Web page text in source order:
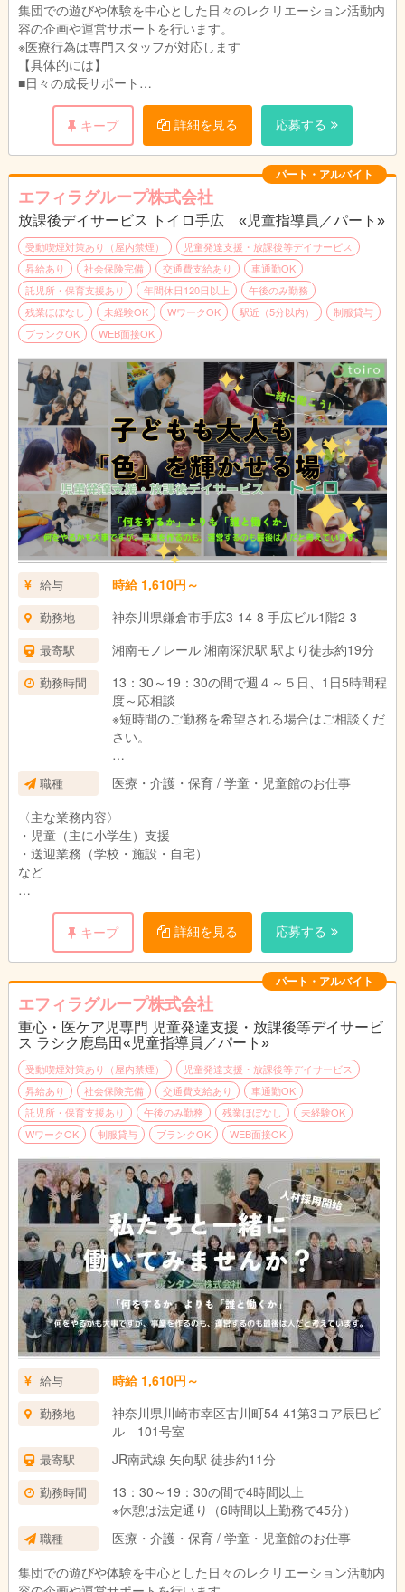
集団での遊びや体験を中心とした日々のレクリエーション活動内
容の企画や運営サポートを行います。
※医療行為は専門スタッフが対応します
【具体的には】
■日々の成長サポート
個別支援計画をもとに、日々の活動内容の企画や運営サポート
（施設内・施設外）、車椅子の乗り降りや移動の補助やトイレの
介助、おむつ交換などの生活支援を行います。
季節感のある工作や簡単なクッキングなど、集団での遊びが中心
の活動で、夏祭りなどのイベントも実施。日常生活でのルールや
お友達との関わりなど必要な自立支援を行います。
■送迎（学校、施設、自宅）業務（AT限定可※福祉車両）
学校～施設、施設～自宅など児童の送迎を行います。
■成長の記録、ブログ更新など
日々の様子を保護者に伝える連絡帳入力やブログ更新を行いま
す。
手書き書類はなく、システム上でのパソコン作業となります。
【1日の流れ（1例）】
10:00 出勤・朝礼
11:00 運営準備
12:00 休憩
13:00 パート職員出勤・打ち合わせ
14:00 送迎出発
15:00 児童到着
15:30 療育、ケア、プログラム
16:30 帰りの会
17:00 帰り送迎開始・お見送り
17:30 清掃・事務作業など
18:30 終礼
19:00 退勤
キープ 詳細を見る 応募する
パート・アルバイト
エフィラグループ株式会社
放課後デイサービス トイロ手広 «児童指導員／パート»
受動喫煙対策あり（屋内禁煙）
児童発達支援・放課後等デイサービス
昇給あり
社会保険完備 交通費支給あり
車通勤OK
託児所・保育支援あり
年間休日120日以上
午後のみ勤務
残業ほぼなし
未経験OK WワークOK 駅近（5分以内）
制服貸与
ブランクOK
WEB面接OK
給与 時給 1,610円～
勤務地 神奈川県鎌倉市手広3-14-8 手広ビル1階2-3
最寄駅 湘南モノレール 湘南深沢駅 駅より徒歩約19分
勤務時間
13：30～19：30の間で週４～５日、1日5時間程
度～応相談
※短時間のご勤務を希望される場合はご相談くだ
さい。
職種
医療・介護・保育 / 学童・児童館のお仕事
〈主な業務内容〉
・児童（主に小学生）支援
・送迎業務（学校・施設・自宅）
など
※勤務時間はお気軽にご相談ください！
13:30 出勤・送迎出発
14:00 子供たちが下校・お迎え
15:00 おやつ
16:30 活動
17:30 帰りの会・お見送り
18:30 清掃・事務作業など
19:30 退勤
キープ 詳細を見る 応募する
パート・アルバイト
エフィラグループ株式会社
重心・医ケア児専門 児童発達支援・放課後等デイサービ
ス ラシク鹿島田«児童指導員／パート»
受動喫煙対策あり（屋内禁煙）
児童発達支援・放課後等デイサービス
昇給あり
社会保険完備 交通費支給あり
車通勤OK
託児所・保育支援あり
午後のみ勤務 残業ほぼなし
未経験OK
WワークOK
制服貸与 ブランクOK WEB面接OK
給与 時給 1,610円～
勤務地
神奈川県川崎市幸区古川町54-41第3コア辰巳ビ
ル 101号室
最寄駅 JR南武線 矢向駅 徒歩約11分
勤務時間
13：30～19：30の間で4時間以上
※休憩は法定通り（6時間以上勤務で45分）
職種
医療・介護・保育 / 学童・児童館のお仕事
集団での遊びや体験を中心とした日々のレクリエーション活動内